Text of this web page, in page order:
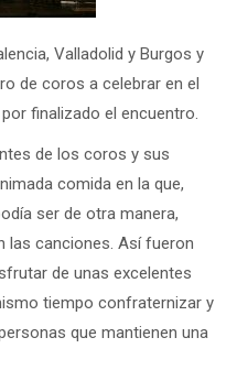
Valladolid y Burgos y
de coros a celebrar en el
finalizado el encuentro.
de los coros y sus
comida en la que,
ser de otra manera,
las canciones. Así fueron
de unas excelentes
tiempo confraternizar y
que mantienen una